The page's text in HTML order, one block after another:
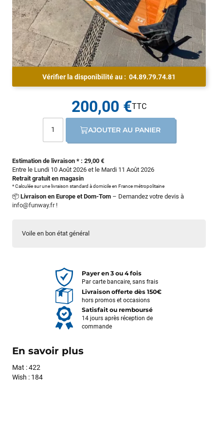
Voile en bon état général
Vérifier la disponibilité au : 04.89.79.74.81
Estimation de livraison * : 29,00 €
Entre le Lundi 10 Août 2026 et le Mardi 11 Août 2026
Retrait gratuit en magasin
* Calculée sur une livraison standard à domicile en France métropolitaine
📦 Livraison en Europe et Dom-Tom – Demandez votre devis à
info@funway.fr!
200,00 €
AJOUTER AU PANIER
Payer en 3 ou 4 fois
Par carte bancaire, sans frais
Livraison offerte dès 150€
hors promos et occasions
Satisfait ou remboursé
14 jours après réception de
commande
En savoir plus
Mat : 422
Wish : 184